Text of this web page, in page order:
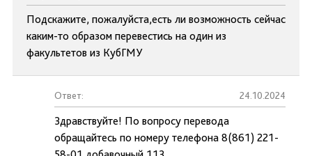
Подскажите, пожалуйста,есть ли возможность сейчас
каким-то образом перевестись на один из
факультетов из КубГМУ
Ответ: 24.10.2024
Здравствуйте! По вопросу перевода
обращайтесь по номеру телефона 8(861) 221-